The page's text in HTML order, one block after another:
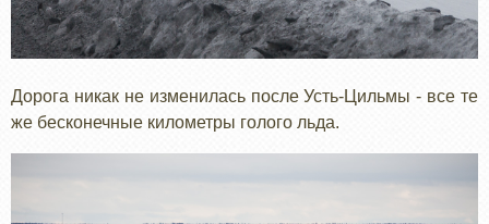
Дорога никак не изменилась после Усть-Цильмы - все те
же бесконечные километры голого льда.